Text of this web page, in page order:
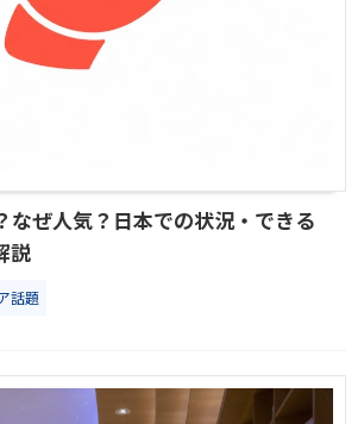
ぜ人気？日本での状況・できる
説
話題